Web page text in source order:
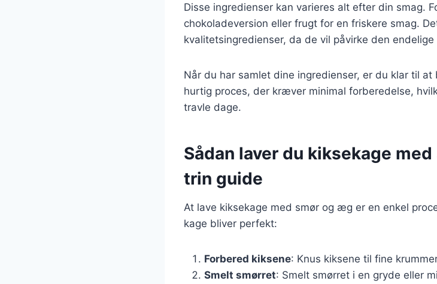
Disse ingredienser kan varieres alt efter din smag.
chokoladeversion eller frugt for en friskere smag.
kvalitetsingredienser, da de vil påvirke den
Når du har samlet dine ingredienser, er du klar til
hurtig proces, der kræver minimal forberedelse,
travle dage.
Sådan laver du kiksekage
trin guide
At lave kiksekage med smør og æg er en enkel
kage bliver perfekt:
Forbered kiksene: Knus kiksene til fine
Smelt smørret: Smelt smørret i en gryde eller